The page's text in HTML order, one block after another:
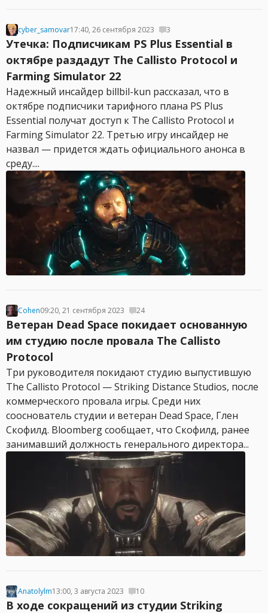
cyber_samovar17:40, 26 сентября 2023 3
Утечка: Подписчикам PS Plus Essential в
октябре раздадут The Callisto Protocol и
Farming Simulator 22
Надежный инсайдер billbil-kun рассказал, что в
октябре подписчики тарифного плана PS Plus
Essential получат доступ к The Callisto Protocol и
Farming Simulator 22. Третью игру инсайдер не
назвал — придется ждать официального анонса в
среду....
Cohen09:20, 21 сентября 2023 24
Ветеран Dead Space покидает основанную
им студию после провала The Callisto
Protocol
Три руководителя покидают студию выпустившую
The Callisto Protocol — Striking Distance Studios, после
коммерческого провала игры. Среди них
сооснователь студии и ветеран Dead Space, Глен
Скофилд. Bloomberg сообщает, что Скофилд, ранее
занимавший должность генерального директора...
Anatolylm13:00, 3 августа 2023 10
В ходе сокращений из студии Striking